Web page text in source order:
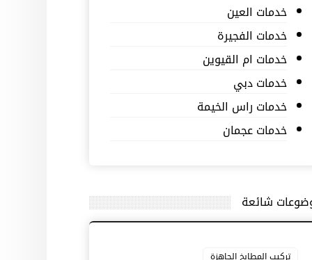
خدمات العين
خدمات الفجيرة
خدمات ام القيوين
خدمات دبي
خدمات راس الخيمة
خدمات عجمان
شائعة
تركيب المطابخ الجاهزة